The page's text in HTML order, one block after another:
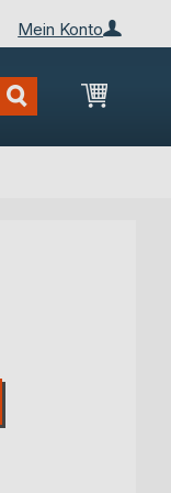
Mein Konto
Mein